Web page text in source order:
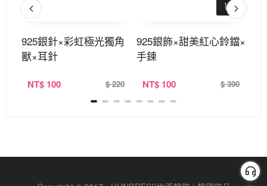
925銀針×彩虹極光獨角
獸×耳針
NT$ 100 $ 220
925銀飾×甜美紅心鈴鐺×
手鍊
NT$ 100 $ 390